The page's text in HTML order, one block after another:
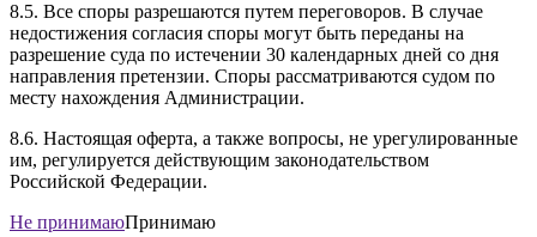
8.5. Все споры разрешаются путем переговоров. В случае
недостижения согласия споры могут быть переданы на
разрешение суда по истечении 30 календарных дней со дня
направления претензии. Споры рассматриваются судом по
месту нахождения Администрации.
8.6. Настоящая оферта, а также вопросы, не урегулированные
им, регулируется действующим законодательством
Российской Федерации.
Не принимаюПринимаю